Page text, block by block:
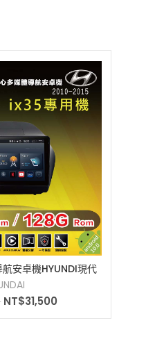
物車
安卓機HYUNDI現代
到府安裝10吋2010-
NT$31,500